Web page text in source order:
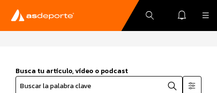
Busca tu artículo, vídeo o podcast
Buscar la palabra clave